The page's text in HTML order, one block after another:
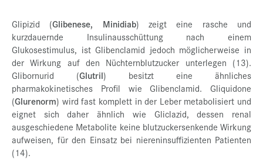
Glipizid (Glibenese, Minidiab) zeigt eine rasche und
kurzdauernde Insulinausschüttung nach einem
Glukosestimulus, ist Glibenclamid jedoch möglicherweise in
der Wirkung auf den Nüchternblutzucker unterlegen (13).
Glibornurid (Glutril) besitzt eine ähnliches
pharmakokinetisches Profil wie Glibenclamid. Gliquidone
(Glurenorm) wird fast komplett in der Leber metabolisiert und
eignet sich daher ähnlich wie Gliclazid, dessen renal
ausgeschiedene Metabolite keine blutzuckersenkende Wirkung
aufweisen, für den Einsatz bei niereninsuffizienten Patienten
(14).